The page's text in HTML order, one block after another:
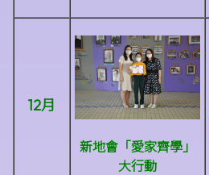
12月
新地會「愛家齊學 」
大行動